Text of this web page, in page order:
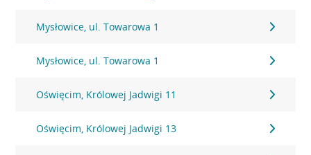
Mysłowice, ul. Towarowa 1
Mysłowice, ul. Towarowa 1
Oświęcim, Królowej Jadwigi 11
Oświęcim, Królowej Jadwigi 13